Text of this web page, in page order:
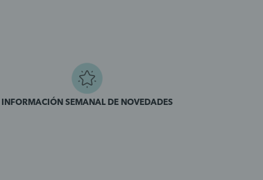
INFORMACIÓN SEMANAL DE NOVEDADES